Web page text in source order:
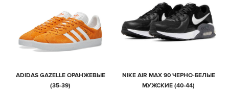
ADIDAS GAZELLE ОРАНЖЕВЫЕ
(35-39)
NIKE AIR MAX 90 ЧЕРНО-БЕЛЫЕ
МУЖСКИЕ (40-44)